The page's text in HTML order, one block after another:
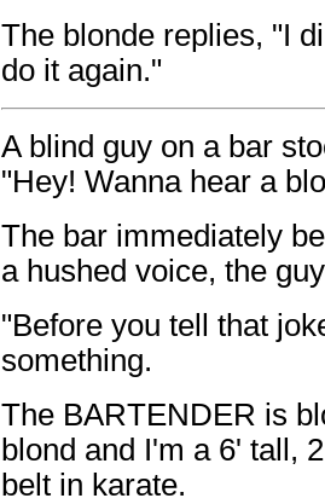
The blonde replies, "I
do it again."
A blind guy on a bar
"Hey! Wanna hear a
The bar immediately
a hushed voice, the
"Before you tell that
something.
The BARTENDER is
blond and I'm a 6' tall,
belt in karate.